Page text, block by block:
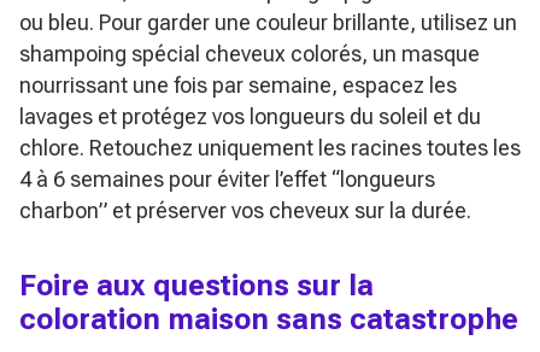
ou bleu. Pour garder une couleur brillante, utilisez un
shampoing spécial cheveux colorés, un masque
nourrissant une fois par semaine, espacez les
lavages et protégez vos longueurs du soleil et du
chlore. Retouchez uniquement les racines toutes les
4 à 6 semaines pour éviter l’effet “longueurs
charbon” et préserver vos cheveux sur la durée.
Foire aux questions sur la
coloration maison sans catastrophe